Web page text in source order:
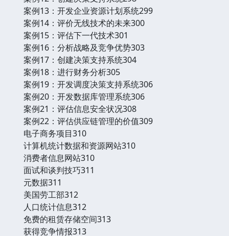
案例13：开发企业资源计划系统299
案例14：评价无线技术的未来300
案例15：评估下一代技术301
案例16：分析战略及竞争优势303
案例17：创建决策支持系统304
案例18：进行财务分析305
案例19：开发调度决策支持系统306
案例20：开发数据库管理系统306
案例21：评估信息安全状况308
案例22：评估供应链管理的价值309
电子商务项目310
计算机统计数据和资源网站310
消费者信息网站310
面试和谈判技巧311
元数据311
美国劳工部312
人口统计信息312
免费的租赁存储空间313
获得竞争情报313